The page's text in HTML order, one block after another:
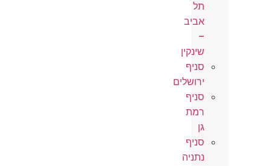
תל
אביב
–
שינקין
סניף
ירושלים
סניף
רמת
גן
סניף
נתניה